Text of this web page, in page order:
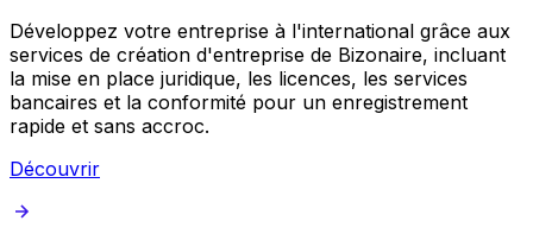
Développez votre entreprise à l'international grâce aux
services de création d'entreprise de Bizonaire, incluant
la mise en place juridique, les licences, les services
bancaires et la conformité pour un enregistrement
rapide et sans accroc.
Découvrir